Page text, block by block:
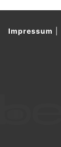
Impressum